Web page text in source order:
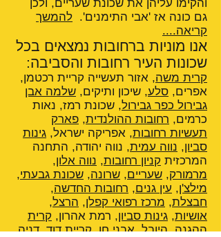
והקימו עליהן את שכונת שעריים, ולכן
גם כונה אז 'אבי התימנים'. להמשך
קריאה....
אנו מוניות ברחובות נמצאים בכל
שכונות העיר רחובות והסביבה:
קרית משה, אזור תעשייה קריית רכטמן,
אפרים, סלע, שיכון ותיקים, שלמה אבן
גבירול כפר גבירול, שכונת רמז, נאות
כרמים, רחובות ההולנדית, פארק
תעשיות רחובות, אפריקה ישראל, גינות
סביון, נווה עמית, נווה יהודה, התחנה
המרכזית קניון רחובות, נווה אלון,
מרמורק, שעריים, שרונה, שכונת גבעתי,
מילצ'ן, עין גנים, רחובות החדשה,
חבצלת, מרכז רפואי קפלן, הרצל,
אושיות, גינות סביון, רמת אהרון, קרית
ההגנה,היובל, אבני חן,קריית דוד,דניה,